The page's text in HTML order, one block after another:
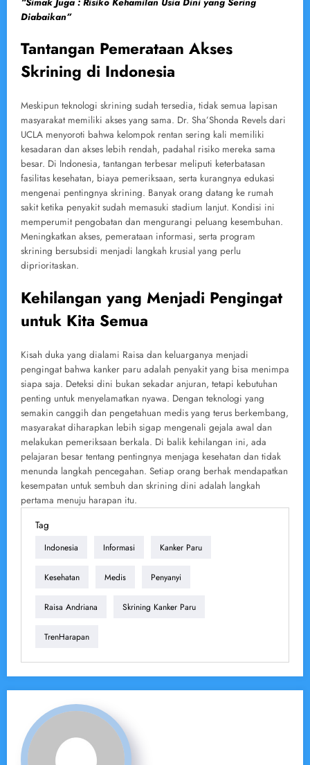
Diabaikan”
Tantangan Pemerataan Akses
Skrining di Indonesia
Meskipun teknologi skrining sudah tersedia, tidak semua lapisan
masyarakat memiliki akses yang sama. Dr. Sha’Shonda Revels dari
UCLA menyoroti bahwa kelompok rentan sering kali memiliki
kesadaran dan akses lebih rendah, padahal risiko mereka sama
besar. Di Indonesia, tantangan terbesar meliputi keterbatasan
fasilitas kesehatan, biaya pemeriksaan, serta kurangnya edukasi
mengenai pentingnya skrining. Banyak orang datang ke rumah
sakit ketika penyakit sudah memasuki stadium lanjut. Kondisi ini
memperumit pengobatan dan mengurangi peluang kesembuhan.
Meningkatkan akses, pemerataan informasi, serta program
skrining bersubsidi menjadi langkah krusial yang perlu
diprioritaskan.
Kehilangan yang Menjadi Pengingat
untuk Kita Semua
Kisah duka yang dialami Raisa dan keluarganya menjadi
pengingat bahwa kanker paru adalah penyakit yang bisa menimpa
siapa saja. Deteksi dini bukan sekadar anjuran, tetapi kebutuhan
penting untuk menyelamatkan nyawa. Dengan teknologi yang
semakin canggih dan pengetahuan medis yang terus berkembang,
masyarakat diharapkan lebih sigap mengenali gejala awal dan
melakukan pemeriksaan berkala. Di balik kehilangan ini, ada
pelajaran besar tentang pentingnya menjaga kesehatan dan tidak
menunda langkah pencegahan. Setiap orang berhak mendapatkan
kesempatan untuk sembuh dan skrining dini adalah langkah
pertama menuju harapan itu.
Tag
Indonesia Informasi Kanker Paru
Kesehatan Medis Penyanyi
Raisa Andriana Skrining Kanker Paru
TrenHarapan